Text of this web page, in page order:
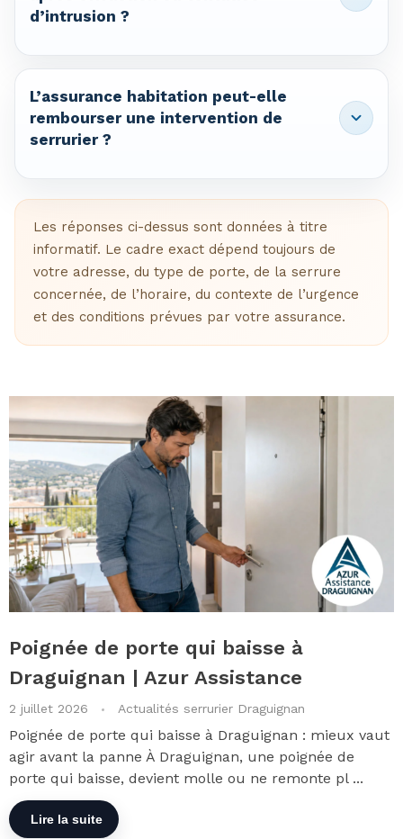
puisse accéder au logement. Azur Assistance
d’intrusion ?
Oui. Après effraction, tentative d’intrusion ou
serrure forcée, une mise en sécurité peut être
réalisée pour protéger rapidement l’accès
concerné. Selon l’état de la porte, cela peut
L’assurance habitation peut-elle
rembourser une intervention de
serrurier ?
effraction, vandalisme, vol ou dégradation de
serrure. Une facture détaillée peut vous être
remise pour faciliter vos démarches auprès de
votre assurance habitation.
Les réponses ci-dessus sont données à titre
informatif. Le cadre exact dépend toujours de
votre adresse, du type de porte, de la serrure
concernée, de l’horaire, du contexte de l’urgence
et des conditions prévues par votre assurance.
Poignée de porte qui baisse à
Draguignan | Azur Assistance
2 juillet 2026 Actualités serrurier Draguignan
Poignée de porte qui baisse à Draguignan : mieux vaut
agir avant la panne À Draguignan, une poignée de
porte qui baisse, devient molle ou ne remonte pl ...